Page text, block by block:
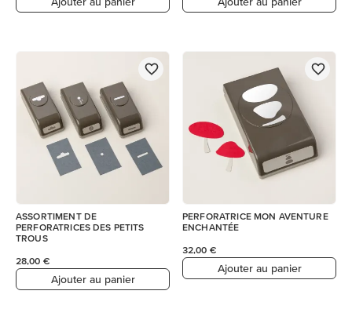
ASSORTIMENT DE
PERFORATRICES DES PETITS
TROUS
28,00 €
Ajouter au panier
PERFORATRICE MON AVENTURE
ENCHANTÉE
32,00 €
Ajouter au panier